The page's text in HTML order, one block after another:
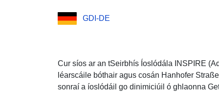
GDI-DE
Cur síos ar an tSeirbhís Íoslódála INSPIRE
léarscáile bóthair agus cosán Hanhofer
sonraí a íoslódáil go dinimiciúil ó ghlaonna